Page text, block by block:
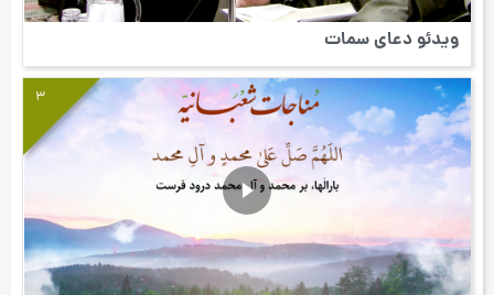
ویدئو دعای سمات
3